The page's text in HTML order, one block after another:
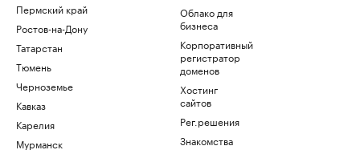
Пермский край
Ростов-на-Дону
Татарстан
Тюмень
Черноземье
Кавказ
Карелия
Мурманск
Облако для
бизнеса
Корпоративный
регистратор
доменов
Хостинг
сайтов
Рег.решения
Знакомства